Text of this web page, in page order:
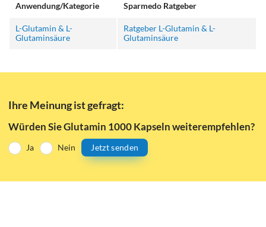
Anwendung/Kategorie Sparmedo Ratgeber
L-Glutamin & L-
Glutaminsäure
Ratgeber L-Glutamin & L-
Glutaminsäure
Ihre Meinung ist gefragt:
Würden Sie Glutamin 1000 Kapseln weiterempfehlen?
Ja Nein Jetzt senden